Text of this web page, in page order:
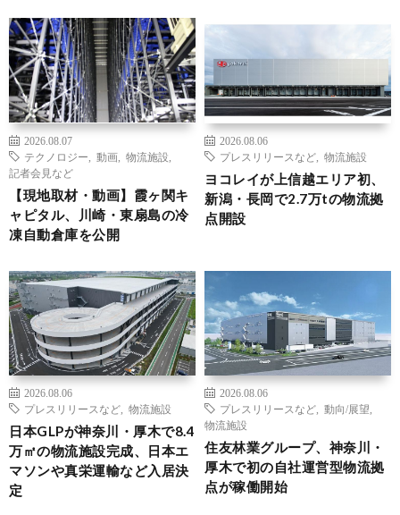
2026.08.07
テクノロジー
動画 物流施設
記者会見など
【現地取材・動画】霞ヶ関キ
ャピタル、川崎・東扇島の冷
凍自動倉庫を公開
2026.08.06
プレスリリースなど
物流施設
ヨコレイが上信越エリア初、
新潟・長岡で2.7万tの物流拠
点開設
2026.08.06
プレスリリースなど
物流施設
日本GLPが神奈川・厚木で8.4
万㎡の物流施設完成、日本エ
マソンや真栄運輸など入居決
定
2026.08.06
プレスリリースなど
動向/展望
物流施設
住友林業グループ、神奈川・
厚木で初の自社運営型物流拠
点が稼働開始